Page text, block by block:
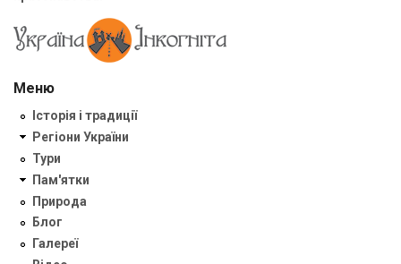
Меню
Історія і традиції
Регіони України
Тури
Пам'ятки
Природа
Блог
Галереї